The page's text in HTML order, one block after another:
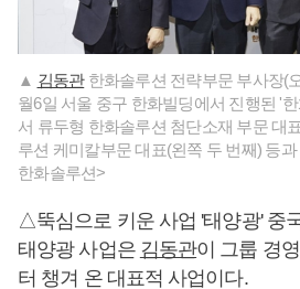
▲ 김동관한화솔루션 전략부문 부사장(
월6일 서울 중구 한화빌딩에서 진행된 '
서 류두형 한화솔루션 첨단소재 부문 대
루션 케미칼부문 대표(왼쪽 두 번째) 등
한화솔루션>
△뚝심으로 키운 사업 '태양광' 중
태양광 사업은 김동관이 그룹 경
터 챙겨 온 대표적 사업이다.